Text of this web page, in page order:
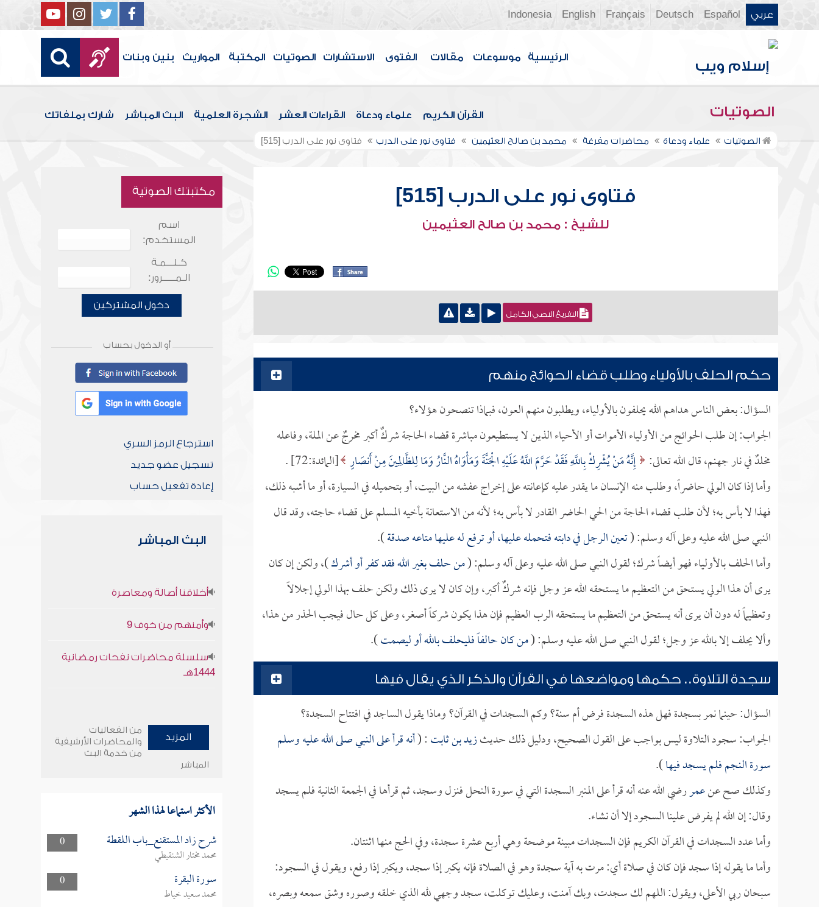
عربي Español
Deutsch
Français
English
Indonesia
الرئيسية موسوعات مقالات الفتوى الاستشارات الصوتيات المكتبة المواريث بنين وبنات
الصوتيات القرآن الكريم علماء ودعاة القراءات العشر الشجرة العلمية البث المباشر شارك بملفاتك
الصوتيات علماء ودعاة محاضرات مفرغة محمد بن صالح العثيمين فتاوى نور على الدرب فتاوى نور على الدرب [515]
فتاوى نور على الدرب [515]
للشيخ : محمد بن صالح العثيمين
التفريغ النصي الكامل
حكم الحلف بالأولياء وطلب قضاء الحوائج منهم
السؤال: بعض الناس هداهم الله يحلفون بالأولياء، ويطلبون منهم العون، فبماذا تنصحون هؤلاء؟
الجواب: إن طلب الحوائج من الأولياء الأموات أو الأحياء الذين لا يستطيعون مباشرة قضاء الحاجة شركٌ أكبر مخرجٌ عن الملة، وفاعله
مخلدٌ في نار جهنم، قال الله تعالى: إِنَّهُ مَنْ يُشْرِكْ بِاللَّهِ فَقَدْ حَرَّمَ اللَّهُ عَلَيْهِ الْجَنَّةَ وَمَأْوَاهُ النَّارُ وَمَا لِلظَّالِمِينَ مِنْ أَنصَارٍ [المائدة:72] .
وأما إذا كان الولي حاضراً، وطلب منه الإنسان ما يقدر عليه كإعانته على إخراج عفشه من البيت، أو بتحميله في السيارة، أو ما أشبه ذلك،
فهذا لا بأس به؛ لأن طلب قضاء الحاجة من الحي الحاضر القادر لا بأس به؛ لأنه من الاستعانة بأخيه المسلم على قضاء حاجته، وقد قال
النبي صلى الله عليه وعلى آله وسلم: (تعين الرجل في دابته فتحمله عليها، أو ترفع له عليها متاعه صدقة).
وأما الحلف بالأولياء فهو أيضاً شرك؛ لقول النبي صلى الله عليه وعلى آله وسلم: (من حلف بغير الله فقد كفر أو أشرك)، ولكن إن كان
يرى أن هذا الولي يستحق من التعظيم ما يستحقه الله عز وجل فإنه شركٌ أكبر، وإن كان لا يرى ذلك ولكن حلف بهذا الولي إجلالاً
وتعظيماً له دون أن يرى أنه يستحق من التعظيم ما يستحقه الرب العظيم فإن هذا يكون شركاً أصغر، وعلى كل حال فيجب الحذر من هذا،
وألا يحلف إلا بالله عز وجل؛ لقول النبي صلى الله عليه وسلم: (من كان حالفاً فليحلف بالله أو ليصمت).
سجدة التلاوة.. حكمها ومواضعها في القرآن والذكر الذي يقال فيها
السؤال: حينما نمر بسجدة فهل هذه السجدة فرض أم سنة؟ وكم السجدات في القرآن؟ وماذا يقول الساجد في افتتاح السجدة؟
الجواب: سجود التلاوة ليس بواجب على القول الصحيح، ودليل ذلك حديثزيد بن ثابت: (أنه قرأ على النبي صلى الله عليه وسلم
سورة النجم فلم يسجد فيها).
وكذلك صح عنعمررضي الله عنه أنه قرأ على المنبر السجدة التي في سورة النحل فنزل وسجد، ثم قرأها في الجمعة الثانية فلم يسجد
وقال: إن الله لم يفرض علينا السجود إلا أن نشاء.
وأما عدد السجدات في القرآن الكريم فإن السجدات مبينة موضحة وهي أربع عشرة سجدة، وفي الحج منها اثنتان.
وأما ما يقوله إذا سجد فإن كان في صلاة أي: مرت به آية سجدة وهو في الصلاة فإنه يكبر إذا سجد، ويكبر إذا رفع، ويقول في السجود:
سبحان ربي الأعلى، ويقول: اللهم لك سجدت، وبك آمنت، وعليك توكلت، سجد وجهي لله الذي خلقه وصوره وشق سمعه وبصره،
مكتبتك الصوتية
اسم
المستخدم:
كـلـــمـة
الـمـــــرور:
دخول المشتركين
أو الدخول بحساب
استرجاع الرمز السري
تسجيل عضو جديد
إعادة تفعيل حساب
البث المباشر
أخلاقنا أصالة ومعاصرة
وأمنهم من خوف 9
سلسلة محاضرات نفحات رمضانية
1444هـ
المزيد
من الفعاليات
والمحاضرات الأرشيفية
من خدمة البث
المباشر
الأكثر استماعا لهذا الشهر
0 شرح زاد المستقنع_باب اللقطة
محمد مختار الشنقيطي
0
سورة البقرة
محمد سعيد خياط